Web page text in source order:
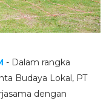
- Dalam rangka
Budaya Lokal, PT
dengan